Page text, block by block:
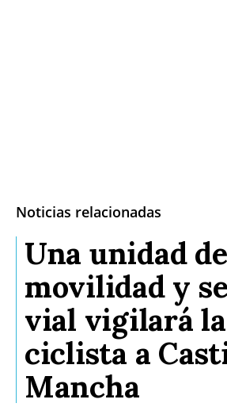
Noticias relacionadas
Una unidad de
movilidad y
vial vigilará
ciclista a
Mancha